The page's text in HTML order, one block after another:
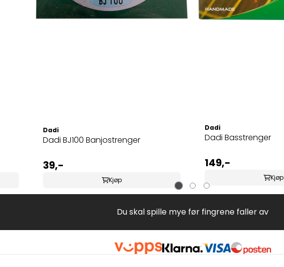
Dadi
Dadi BJ100 Banjostrenger
39,-
Kjøp
Dadi
Dadi Basstrenger
149,-
Kjøp
Du skal spille mye før fingrene faller av